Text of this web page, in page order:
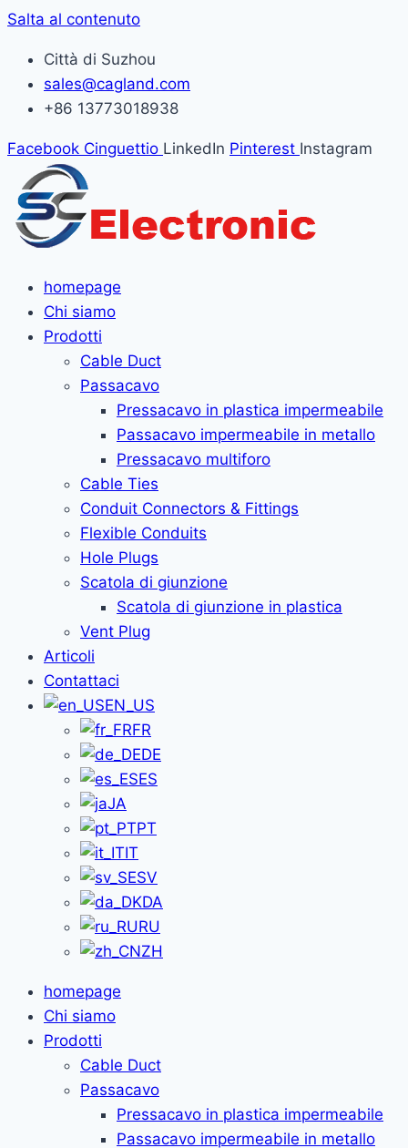
Salta al contenuto
Città di Suzhou
sales@cagland.com
+86 13773018938
Facebook Cinguettio LinkedIn Pinterest Instagram
homepage
Chi siamo
Prodotti
Cable Duct
Passacavo
Pressacavo in plastica impermeabile
Passacavo impermeabile in metallo
Pressacavo multiforo
Cable Ties
Conduit Connectors & Fittings
Flexible Conduits
Hole Plugs
Scatola di giunzione
Scatola di giunzione in plastica
Vent Plug
Articoli
Contattaci
EN_US
FR
DE
ES
JA
PT
IT
SV
DA
RU
ZH
homepage
Chi siamo
Prodotti
Cable Duct
Passacavo
Pressacavo in plastica impermeabile
Passacavo impermeabile in metallo